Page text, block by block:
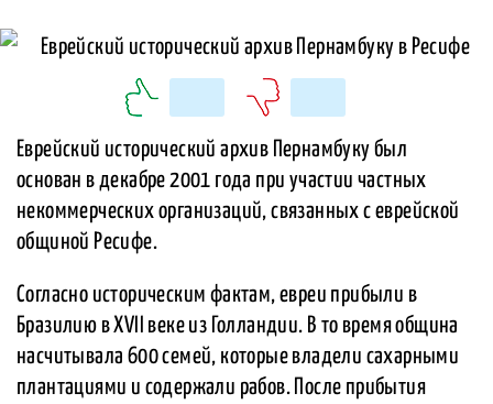
Еврейский исторический архив Пернамбуку был
основан в декабре 2001 года при участии частных
некоммерческих организаций, связанных с еврейской
общиной Ресифе.
Согласно историческим фактам, евреи прибыли в
Бразилию в XVII веке из Голландии. В то время община
насчитывала 600 семей, которые владели сахарными
плантациями и содержали рабов. После прибытия